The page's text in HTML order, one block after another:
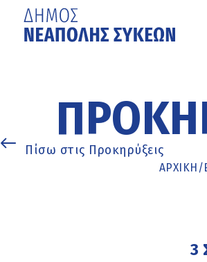
περιεχόμενο
Πίσω στις Προκηρύξεις
ΑΡΧΙΚΉ /
3